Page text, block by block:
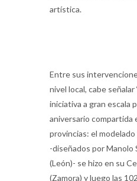
artística.
Entre sus
nivel local, cabe señalar
iniciativa a gran escala
aniversario compartida
provincias: el
-diseñados por Manolo
(León)- se hizo en su
(Zamora) y luego las